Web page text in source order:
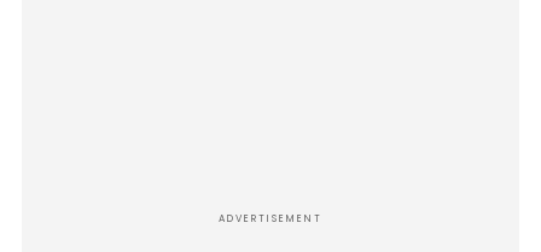
ADVERTISEMENT